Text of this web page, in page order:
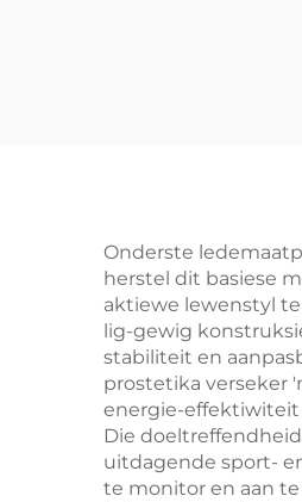
Onderste
herstel dit basiese
aktiewe lewenstyl
lig-gewig
stabiliteit en
prostetika verseker
energie-effektiwiteit
Die
uitdagende sport-
te monitor en aan